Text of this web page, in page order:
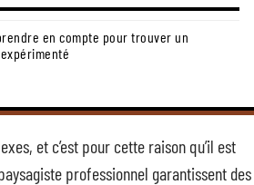
en compte pour trouver un
et c’est pour cette raison qu’il est
professionnel garantissent des